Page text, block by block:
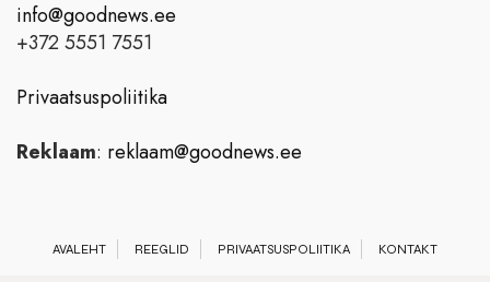
info@goodnews.ee
+372 5551 7551
Privaatsuspoliitika
Reklaam: reklaam@goodnews.ee
AVALEHT REEGLID PRIVAATSUSPOLIITIKA KONTAKT